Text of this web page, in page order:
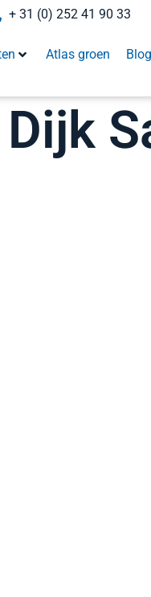
+ 31 (0) 252 41 90 33
Atlas groen Blog